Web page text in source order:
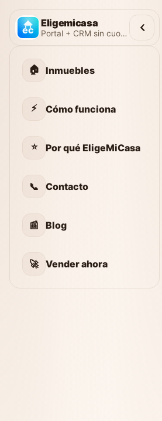
Eligemicasa
Portal + CRM sin cuotas
🏠 Inmuebles
⚡ Cómo funciona
⭐ Por qué EligeMiCasa
📞 Contacto
📰 Blog
🚀 Vender ahora